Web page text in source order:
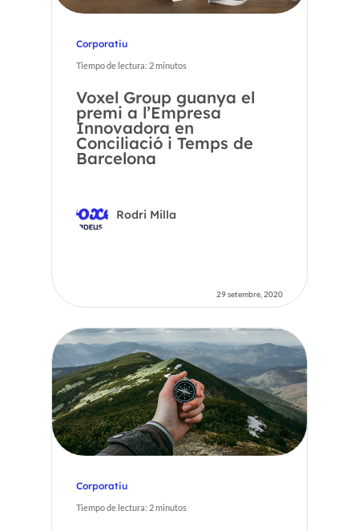
Corporatiu
Tiempo de lectura: 2minutos
Voxel Group guanya el
premi a l’Empresa
Innovadora en
Conciliació i Temps de
Barcelona
Rodri Milla
29 setembre, 2020
Corporatiu
Tiempo de lectura: 2minutos